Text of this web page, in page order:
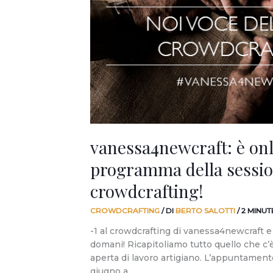
vanessa4newcraft: è
programma della
crowdcrafting!
CROWDCRAFTING / DI BERTO SALOTTI /2
-1 al crowdcrafting di vanessa4newcraft
domani! Ricapitoliamo tutto quello che
aperta di lavoro artigiano.
programma
crowdcrafting!